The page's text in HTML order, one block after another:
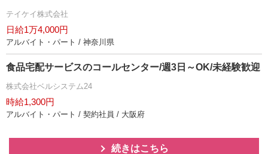
テイケイ株式会社
日給1万4,000円
アルバイト・パート / 神奈川県
食品宅配サービスのコールセンター/週3日～OK/未経験歓迎
株式会社ベルシステム24
時給1,300円
アルバイト・パート / 契約社員 / 大阪府
続きはこちら